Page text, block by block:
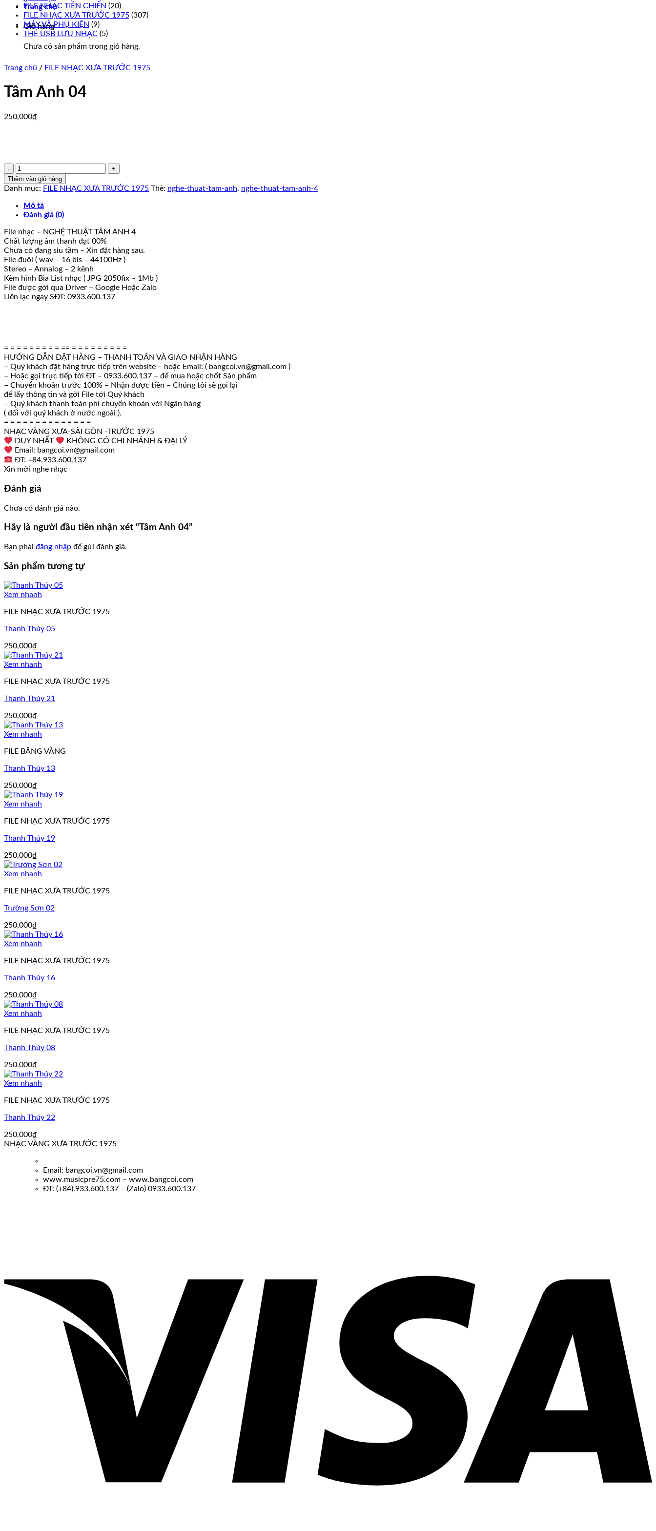
Trang chủ
Giỏ hàng
Chưa có sản phẩm trong giỏ hàng.
FILE NHẠC TIỀN CHIẾN (20)
FILE NHẠC XƯA TRƯỚC 1975 (307)
MÁY VÀ PHỤ KIỆN (9)
THẺ USB LƯU NHẠC (5)
Trang chủ / FILE NHẠC XƯA TRƯỚC 1975
Tâm Anh 04
250,000₫
Tâm
Anh
04
lượng
Thêm vào giỏ hàng
Danh mục: FILE NHẠC XƯA TRƯỚC 1975 Thẻ: nghe-thuat-tam-anh, nghe-thuat-tam-anh-4
Mô tả
Đánh giá (0)
File nhạc – NGHỆ THUẬT TÂM ANH 4
Chất lượng âm thanh đạt 00%
Chưa có đang siu tầm – Xin đặt hàng sau.
File đuôi ( wav – 16 bis – 44100Hz )
Stereo – Annalog – 2 kênh
Kèm hình Bìa List nhạc ( JPG 2050fix ~ 1Mb )
File được gởi qua Driver – Google Hoặc Zalo
Liên lạc ngay SĐT: 0933.600.137
= = = = = = = = = == = = = = = = = = =
HƯỚNG DẪN ĐẶT HÀNG – THANH TOÁN VÀ GIAO NHẬN HÀNG
– Quý khách đặt hàng trực tiếp trên website – hoặc Email: ( bangcoi.vn@gmail.com )
– Hoặc gọi trực tiếp tới ĐT – 0933.600.137 – để mua hoặc chốt Sản phẩm
– Chuyển khoản trước 100% – Nhận được tiền – Chúng tôi sẽ gọi lại
để lấy thông tin và gởi File tới Quý khách
– Quý khách thanh toán phí chuyển khoản với Ngân hàng
( đối với quý khách ở nước ngoài ).
= = = = = = = = = = = = = =
NHẠC VÀNG XƯA-SÀI GÒN -TRƯỚC 1975
DUY NHẤT
KHÔNG CÓ CHI NHÁNH & ĐẠI LÝ
Email: bangcoi.vn@gmail.com
ĐT: +84.933.600.137
Xin mời nghe nhạc
Đánh giá
Chưa có đánh giá nào.
Hãy là người đầu tiên nhận xét “Tâm Anh 04”
Bạn phải đăng nhập để gửi đánh giá.
Sản phẩm tương tự
Xem nhanh
FILE NHẠC XƯA TRƯỚC 1975
Thanh Thúy 05
250,000₫
Xem nhanh
FILE NHẠC XƯA TRƯỚC 1975
Thanh Thúy 21
250,000₫
Xem nhanh
FILE BĂNG VÀNG
Thanh Thúy 13
250,000₫
Xem nhanh
FILE NHẠC XƯA TRƯỚC 1975
Thanh Thúy 19
250,000₫
Xem nhanh
FILE NHẠC XƯA TRƯỚC 1975
Trường Sơn 02
250,000₫
Xem nhanh
FILE NHẠC XƯA TRƯỚC 1975
Thanh Thúy 16
250,000₫
Xem nhanh
FILE NHẠC XƯA TRƯỚC 1975
Thanh Thúy 08
250,000₫
Xem nhanh
FILE NHẠC XƯA TRƯỚC 1975
Thanh Thúy 22
250,000₫
NHẠC VÀNG XƯA TRƯỚC 1975
Email: bangcoi.vn@gmail.com
www.musicpre75.com – www.bangcoi.com
ĐT: (+84).933.600.137 – (Zalo) 0933.600.137